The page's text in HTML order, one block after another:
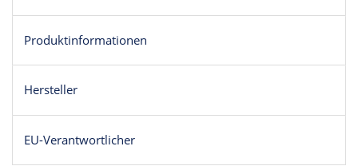
Produktinformationen
Hersteller
EU-Verantwortlicher